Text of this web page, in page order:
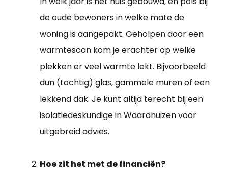
de oude bewoners in welke mate de
woning is aangepakt. Geholpen door een
warmtescan kom je erachter op welke
plekken er veel warmte lekt. Bijvoorbeeld
dun (tochtig) glas, gammele muren of een
lekkend dak. Je kunt altijd terecht bij een
isolatiedeskundige in Waardhuizen voor
uitgebreid advies.
Hoe zit het met de financiën?